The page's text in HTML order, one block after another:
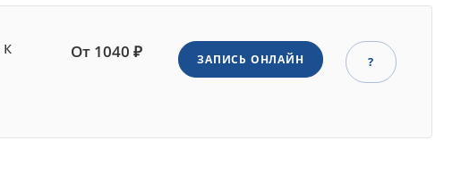
От 1040 ₽ ЗАПИСЬ ОНЛАЙН ?